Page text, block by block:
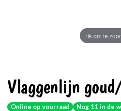
tik om te
Vlaggenlijn
Online op voorraad Nog 11 in de